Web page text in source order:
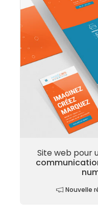
Site web pour
Nouvelle